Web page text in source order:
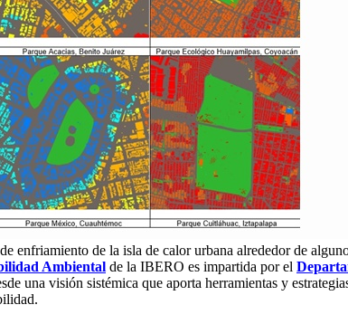
enfriamiento de la isla de calor urbana alrededor de
Ambiental de la IBERO es impartida por el
una visión sistémica que aporta herramientas y